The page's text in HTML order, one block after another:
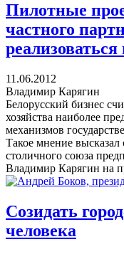
Пилотные
частного
11.06.2012
Владимир Карягин
Белорусский бизнес
хозяйства наиболее
механизмов
Такое мнение высказал
столичного союза
Владимир Карягин на
Созидать
человека